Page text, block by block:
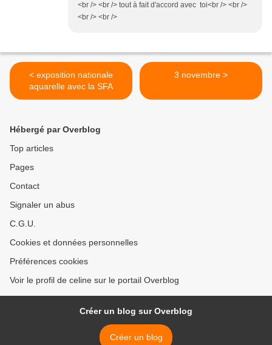
<br /> <br /> tout à fait d'accord avec toi<br /> <br />
<br /> <br />
< exposition nationale
aquarelle avec la SFA
3 novembre >
Hébergé par Overblog
Top articles
Pages
Contact
Signaler un abus
C.G.U.
Cookies et données personnelles
Préférences cookies
Voir le profil de celine sur le portail Overblog
Créer un blog sur Overblog
Créer un blog